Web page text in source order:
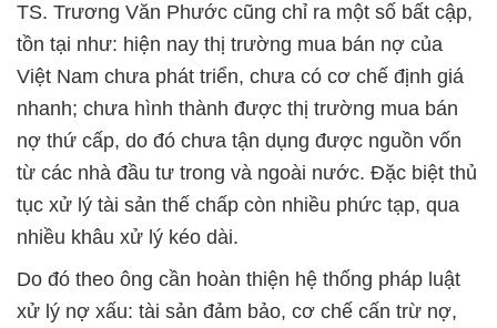
TS. Trương Văn Phước cũng chỉ ra một số bất cập,
tồn tại như: hiện nay thị trường mua bán nợ của
Việt Nam chưa phát triển, chưa có cơ chế định giá
nhanh; chưa hình thành được thị trường mua bán
nợ thứ cấp, do đó chưa tận dụng được nguồn vốn
từ các nhà đầu tư trong và ngoài nước. Đặc biệt thủ
tục xử lý tài sản thế chấp còn nhiều phức tạp, qua
nhiều khâu xử lý kéo dài.
Do đó theo ông cần hoàn thiện hệ thống pháp luật
xử lý nợ xấu: tài sản đảm bảo, cơ chế cấn trừ nợ,